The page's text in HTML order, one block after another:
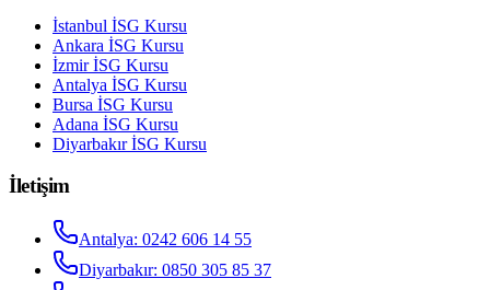
İstanbul İSG Kursu
Ankara İSG Kursu
İzmirİSG Kursu
Antalya İSG Kursu
Bursa İSG Kursu
Adana İSG Kursu
DiyarbakırİSG Kursu
İletişim
Antalya: 0242 606 14 55
Diyarbakır: 0850 305 85 37